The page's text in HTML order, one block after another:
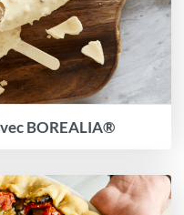
BOREALIA®